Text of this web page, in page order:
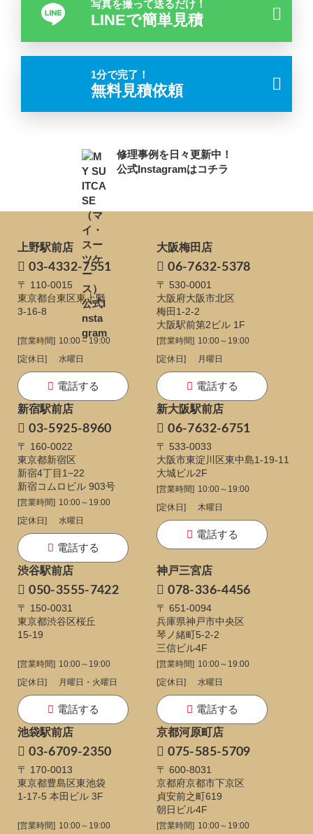
写真を撮って送るだけ！
LINEで簡単見積
1分で完了！
無料見積依頼
修理事例を日々更新中！
公式Instagramはコチラ
上野駅前店
03-4332-7551
〒 110-0015
東京都台東区東上野
3-16-8
[営業時間] 10:00～19:00
[定休日]
水曜日
電話する
大阪梅田店
06-7632-5378
〒 530-0001
大阪府大阪市北区
梅田1-2-2
大阪駅前第2ビル 1F
[営業時間] 10:00～19:00
[定休日]
月曜日
電話する
新宿駅前店
03-5925-8960
〒 160-0022
東京都新宿区
新宿4丁目1−22
新宿コムロビル 903号
[営業時間] 10:00～19:00
[定休日]
水曜日
電話する
新大阪駅前店
06-7632-6751
〒 533-0033
大阪市東淀川区東中島1-19-11
大城ビル2F
[営業時間] 10:00～19:00
[定休日]
木曜日
電話する
渋谷駅前店
050-3555-7422
〒 150-0031
東京都渋谷区桜丘
15-19
[営業時間] 10:00～19:00
[定休日]
月曜日・火曜日
電話する
神戸三宮店
078-336-4456
〒 651-0094
兵庫県神戸市中央区
琴ノ緒町5-2-2
三信ビル4F
[営業時間] 10:00～19:00
[定休日]
水曜日
電話する
池袋駅前店
03-6709-2350
〒 170-0013
東京都豊島区東池袋
1-17-5 本田ビル 3F
[営業時間] 10:00～19:00
京都河原町店
075-585-5709
〒 600-8031
京都府京都市下京区
貞安前之町619
朝日ビル4F
[営業時間] 10:00～19:00